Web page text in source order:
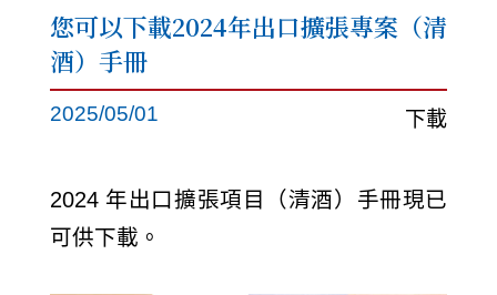
日本酒的小常識
工會概要
您可以下載2024年出口擴張專案（清
酒）手冊
2025/05/01 下載
2024 年出口擴張項目（清酒）手冊現已
可供下載。